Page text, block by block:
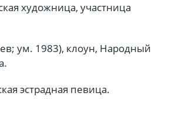
художница, участница
ум. 1983), клоун, Народный
эстрадная певица.